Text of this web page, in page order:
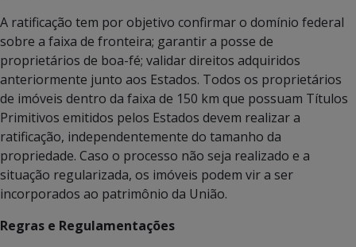
A ratificação tem por objetivo confirmar o domínio federal
sobre a faixa de fronteira; garantir a posse de
proprietários de boa-fé; validar direitos adquiridos
anteriormente junto aos Estados. Todos os proprietários
de imóveis dentro da faixa de 150 km que possuam Títulos
Primitivos emitidos pelos Estados devem realizar a
ratificação, independentemente do tamanho da
propriedade. Caso o processo não seja realizado e a
situação regularizada, os imóveis podem vir a ser
incorporados ao patrimônio da União.
Regras e Regulamentações